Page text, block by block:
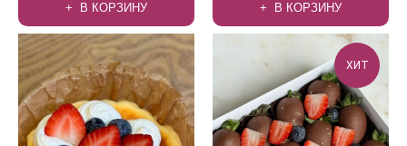
В КОРЗИНУ В КОРЗИНУ
ХИТ